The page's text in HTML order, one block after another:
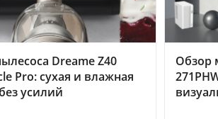
Dreame Z40
Pro: сухая и влажная
усилий
Обзор